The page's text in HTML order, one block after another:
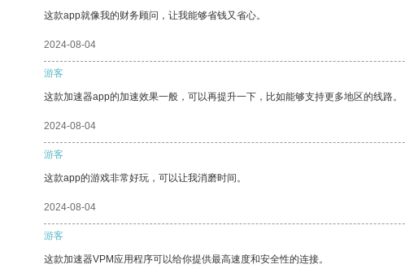
这款app就像我的财务顾问，让我能够省钱又省心。
2024-08-04
游客
这款加速器app的加速效果一般，可以再提升一下，比如能够支持更多地区的线路。
2024-08-04
游客
这款app的游戏非常好玩，可以让我消磨时间。
2024-08-04
游客
这款加速器VPM应用程序可以给你提供最高速度和安全性的连接。